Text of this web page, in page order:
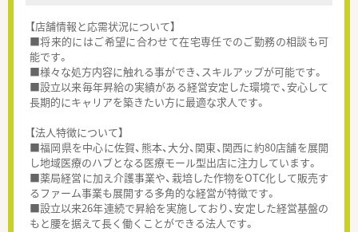
【店舗情報と応需状況について】
■将来的にはご希望に合わせて在宅専任でのご勤務の相談も可
能です。
■様々な処方内容に触れる事ができ、スキルアップが可能です。
■設立以来毎年昇給の実績がある経営安定した環境で、安心して
長期的にキャリアを築きたい方に最適な求人です。
【法人特徴について】
■福岡県を中心に佐賀、熊本、大分、関東、関西に約80店舗を展開
し地域医療のハブとなる医療モール型出店に注力しています。
■薬局経営に加え介護事業や、栽培した作物をOTC化して販売す
るファーム事業も展開する多角的な経営が特徴です。
■設立以来26年連続で昇給を実施しており、安定した経営基盤の
もと腰を据えて長く働くことができる法人です。